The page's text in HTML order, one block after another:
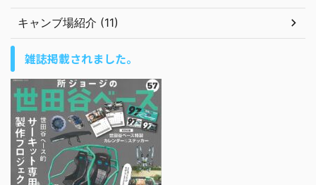
キャンブ場紹介 (11)
雑誌掲載されました。